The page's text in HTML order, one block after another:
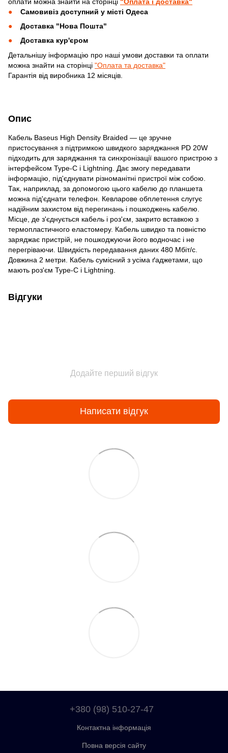
Опис
Кабель Baseus High Density Braided — це зручне
пристосування з підтримкою швидкого заряджання PD 20W
підходить для заряджання та синхронізації вашого пристрою з
інтерфейсом Type-C і Lightning. Дає змогу передавати
інформацію, під'єднувати різноманітні пристрої між собою.
Так, наприклад, за допомогою цього кабелю до планшета
можна під'єднати телефон. Кевларове обплетення слугує
надійним захистом від перегинань і пошкоджень кабелю.
Місце, де з'єднується кабель і роз'єм, закрито вставкою з
термопластичного еластомеру. Кабель швидко та повністю
заряджає пристрій, не пошкоджуючи його водночас і не
перегріваючи. Швидкість передавання даних 480 Мбіт/с.
Довжина 2 метри. Кабель сумісний з усіма ґаджетами, що
мають роз'єм Type-C і Lightning.
Відгуки
Додайте перший відгук
Написати відгук
Самовивіз доступний у місті Одеса
Доставка "Нова Пошта"
Доставка кур'єром
Детальнішу інформацію про наші умови доставки та оплати
можна знайти на сторінці "Оплата та доставка"
Гарантія від виробника 12 місяців.
+380 (98) 510-27-47
Контактна інформація
Повна версія сайту